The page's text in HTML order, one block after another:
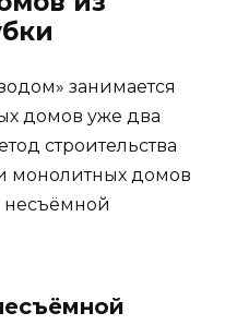
занимается
домов уже два
строительства
монолитных домов
несъёмной